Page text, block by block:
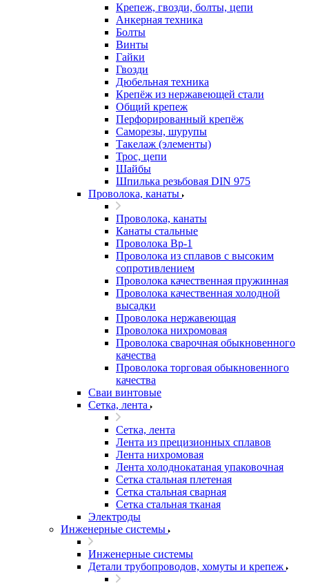
Крепеж, гвозди, болты, цепи
Анкерная техника
Болты
Винты
Гайки
Гвозди
Дюбельная техника
Крепёж из нержавеющей стали
Общий крепеж
Перфорированный крепёж
Саморезы, шурупы
Такелаж (элементы)
Трос, цепи
Шайбы
Шпилька резьбовая DIN 975
Проволока, канаты
Проволока, канаты
Канаты стальные
Проволока Вр-1
Проволока из сплавов с высоким
сопротивлением
Проволока качественная пружинная
Проволока качественная холодной
высадки
Проволока нержавеющая
Проволока нихромовая
Проволока сварочная обыкновенного
качества
Проволока торговая обыкновенного
качества
Сваи винтовые
Сетка, лента
Сетка, лента
Лента из прецизионных сплавов
Лента нихромовая
Лента холоднокатаная упаковочная
Сетка стальная плетеная
Сетка стальная сварная
Сетка стальная тканая
Электроды
Инженерные системы
Инженерные системы
Детали трубопроводов, хомуты и крепеж